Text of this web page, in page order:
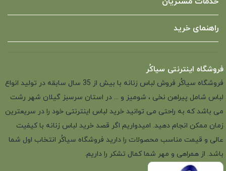
راهنمای خرید
فروشگاه اینترنتی سیاکُر
فروشگاه سیاکُر فروش لباس زنانه با بیش از 35 سال سابقه در تولید انواع
لباس شامل پیراهن نخی ، شومیز و ... در استان سرسبز گیلان شهر رشت
می باشد که به راحتی می توانید خرید لباس اینترنتی خود را در سریعترین
زمان ممکن انجام دهید. امیدواریم اگر قصد خرید لباس زنانه با کیفیت
عالی و قیمت مناسب محصولات را دارید فروشگاه سیاکُر انتخاب اول شما
باشد. از همراهی و مهر شما کمال تشکر را داریم.